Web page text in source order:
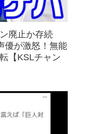
廃止か存続
優が激怒！無能
【KSLチャン